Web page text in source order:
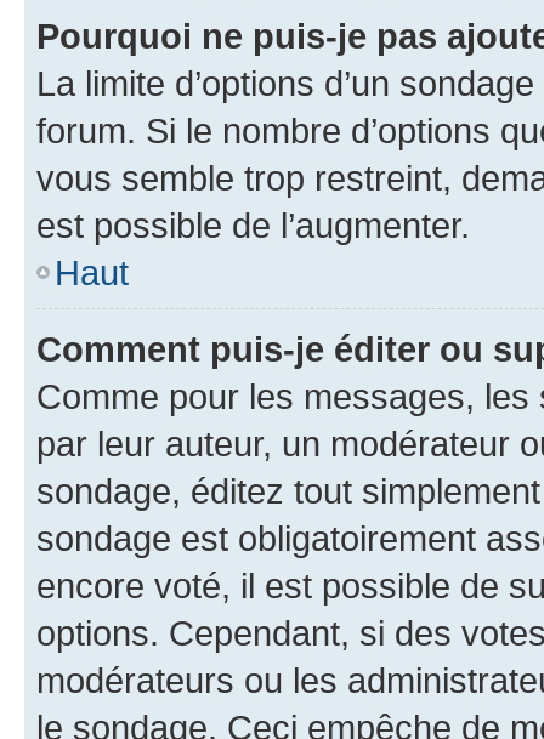
Pourquoi ne puis-je pas
La limite d’options d’un
forum. Si le nombre d’options
vous semble trop restreint,
est possible de l’augmenter.
Haut
Comment puis-je éditer ou
Comme pour les messages,
par leur auteur, un modérateur
sondage, éditez tout
sondage est obligatoirement
encore voté, il est possible de
options. Cependant, si des
modérateurs ou les
le sondage. Ceci empêche de